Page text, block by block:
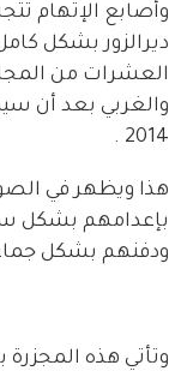
وأصابع الإتهام
ديرالزور بشكل
العشرات من
والغربي بعد أن
2014 .
هذا ويظهر في
بإعدامهم بشكل
ودفنهم بشكل
وتأتي هذه المجزرة